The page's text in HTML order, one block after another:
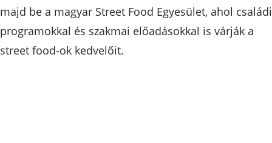
majd be a magyar Street Food Egyesület, ahol családi
programokkal és szakmai előadásokkal is várják a
street food-ok kedvelőit.